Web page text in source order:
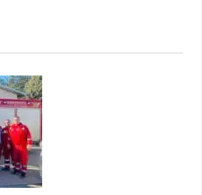
НА ЦКРМ
ДВИЖЕЊЕТО